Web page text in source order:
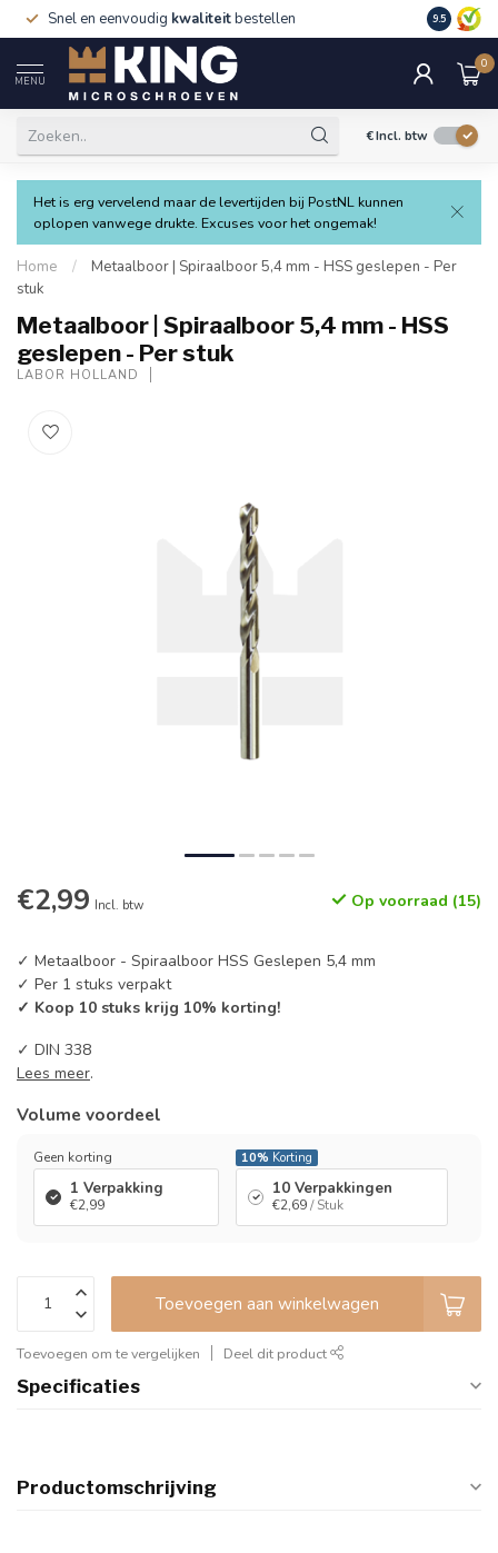
Snel en eenvoudig kwaliteitbestellen 9.5
MENU
0
€Incl. btw
Het is erg vervelend maar de levertijden bij PostNL kunnen
oplopen vanwege drukte. Excuses voor het ongemak!
Home /
Metaalboor | Spiraalboor 5,4 mm - HSS geslepen - Per
stuk
Metaalboor | Spiraalboor 5,4 mm - HSS
geslepen - Per stuk
LABOR HOLLAND
€2,99 Incl. btw Op voorraad (15)
✓ Metaalboor - Spiraalboor HSS Geslepen 5,4 mm
✓ Per 1 stuks verpakt
✓ Koop 10 stuks krijg 10% korting!
✓ DIN 338
Lees meer.
Volume voordeel
Geen korting
1 Verpakking
€2,99
10% Korting
10 Verpakkingen
€2,69/ Stuk
Toevoegen aan winkelwagen
Toevoegen om te vergelijken Deel dit product
Specificaties
Productomschrijving